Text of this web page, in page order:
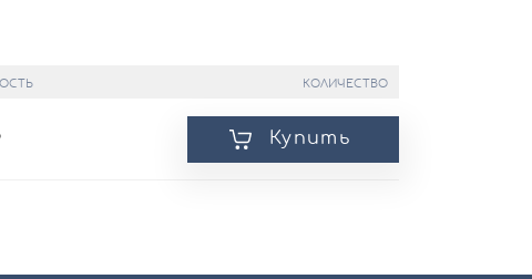
КОЛИЧЕСТВО
Купить